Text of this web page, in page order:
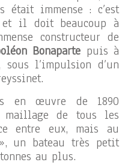
était immense : c’est
et il doit beaucoup à
constructeur de
Bonaparte puis à
l’impulsion d’un
en œuvre de 1890
de tous les
entre eux, mais au
un bateau très petit
au plus.